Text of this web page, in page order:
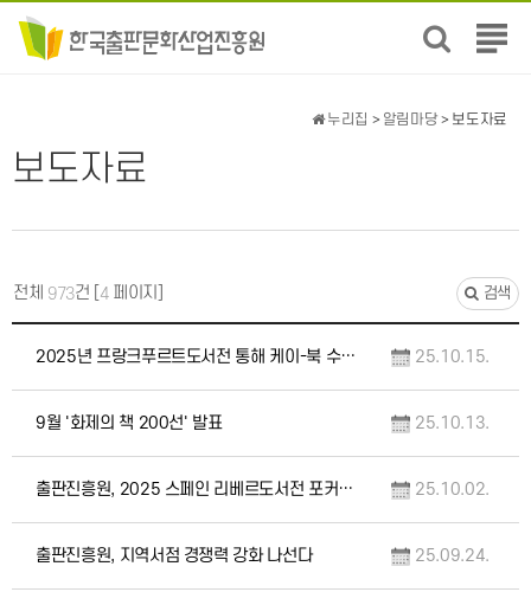
전
뉴
보도자료
누리집 > 알림마당 > 보도자료
전체 973건 [ 4페이지] 검색
2025년 프랑크푸르트도서전 통해 케이-북 수출 적극 지원 25.10.15.
9월 '화제의 책 200선' 발표 25.10.13.
출판진흥원, 2025 스페인 리베르도서전 포커스 컨트리 참가 25.10.02.
출판진흥원, 지역서점 경쟁력 강화 나선다 25.09.24.